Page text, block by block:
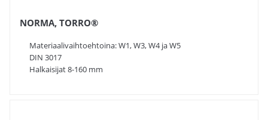
NORMA, TORRO®
Materiaalivaihtoehtoina: W1, W3, W4 ja W5
DIN 3017
Halkaisijat 8-160 mm